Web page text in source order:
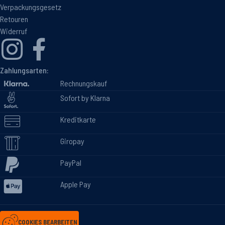
Verpackungsgesetz
Retouren
Widerruf
Zahlungsarten:
Rechnungskauf
Sofort by Klarna
Kreditkarte
Giropay
PayPal
Apple Pay
COOKIES BEARBEITEN